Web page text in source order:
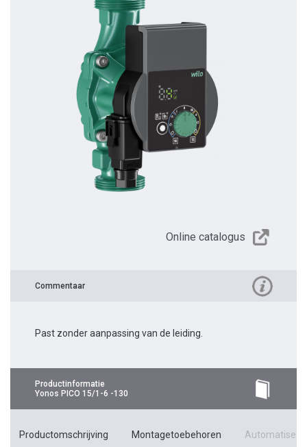
Online catalogus
Commentaar
Past zonder aanpassing van de leiding.
Productinformatie
Yonos PICO 15/1-6 -130
Productomschrijving Montagetoebehoren